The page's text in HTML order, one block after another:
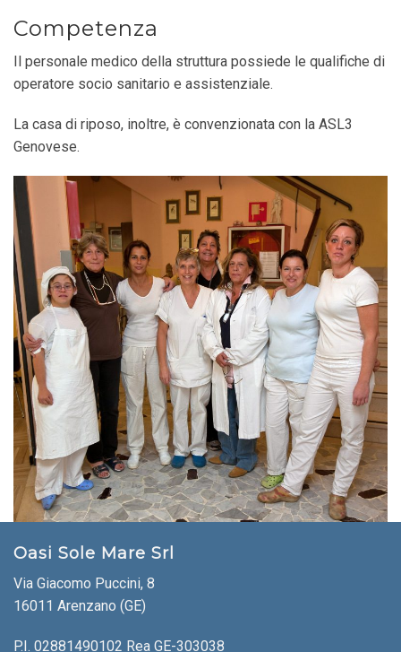
Competenza
Il personale medico della struttura possiede le qualifiche di
operatore socio sanitario e assistenziale.
La casa di riposo, inoltre, è convenzionata con la ASL3
Genovese.
Oasi Sole Mare Srl
Via Giacomo Puccini, 8
16011 Arenzano (GE)
P.I. 02881490102 Rea GE-303038